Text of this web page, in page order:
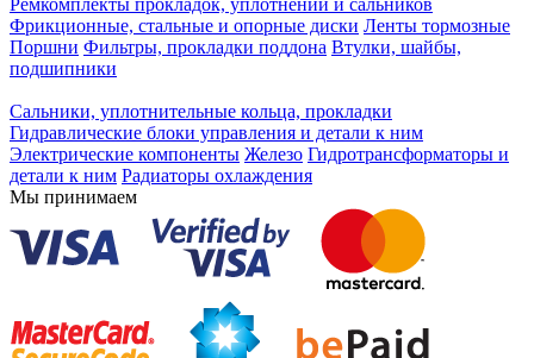
Ремкомплекты прокладок, уплотнений и сальников
Фрикционные, стальные и опорные диски Ленты тормозные
Поршни Фильтры, прокладки поддона Втулки, шайбы,
подшипники
Сальники, уплотнительные кольца, прокладки
Гидравлические блоки управления и детали к ним
Электрические компоненты Железо Гидротрансформаторы и
детали к ним Радиаторы охлаждения
Мы принимаем